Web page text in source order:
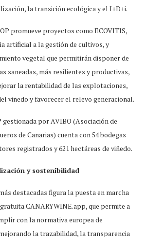
la transición ecológica y el I+D+i.
promueve proyectos como ECOVITIS,
artificial a la gestión de cultivos, y
vegetal que permitirán disponer de
saneadas, más resilientes y productivas,
la rentabilidad de las explotaciones,
viñedo y favorecer el relevo generacional.
por AVIBO (Asociación de
de Canarias) cuenta con 54 bodegas
registrados y 621 hectáreas de viñedo.
y sostenibilidad
destacadas figura la puesta en marcha
CANARYWINE.app, que permite a
con la normativa europea de
la trazabilidad, la transparencia